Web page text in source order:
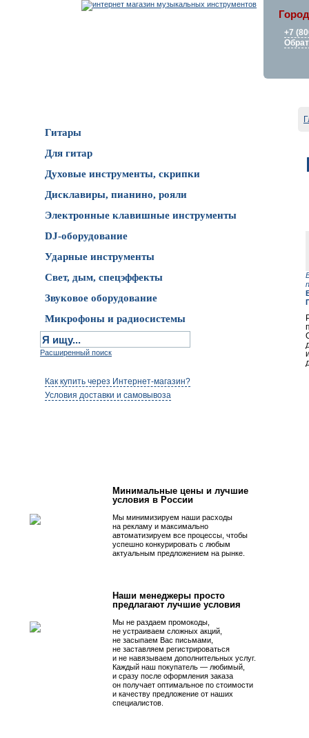
+7
Гитары
Для гитар
Духовые инструменты, скрипки
Дисклавиры, пианино, рояли
Электронные клавишные инструменты
DJ-оборудование
Ударные инструменты
Свет, дым, спецэффекты
Звуковое оборудование
Микрофоны и радиосистемы
Расширенный поиск
Как купить через Интернет-магазин?
Условия доставки и самовывоза
Минимальные цены и лучшие
условия в России
Мы минимизируем наши расходы
на рекламу и максимально
автоматизируем все процессы, чтобы
успешно конкурировать с любым
актуальным предложением на рынке.
Наши менеджеры просто
предлагают лучшие условия
Мы не раздаем промокоды,
не устраиваем сложных акций,
не засыпаем Вас письмами,
не заставляем регистрироваться
и не навязываем дополнительных услуг.
Каждый наш покупатель — любимый,
и сразу после оформления заказа
он получает оптимальное по стоимости
и качеству предложение от наших
специалистов.